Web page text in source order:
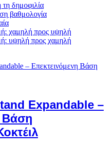
δημοφιλία
βαθμολογία
χαμηλή προς υψηλή
υψηλή προς χαμηλή
Expandable –
Βάση